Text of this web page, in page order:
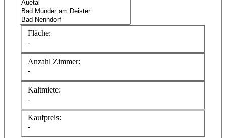
Fläche:
-
Anzahl Zimmer:
-
Kaltmiete:
-
Kaufpreis:
-